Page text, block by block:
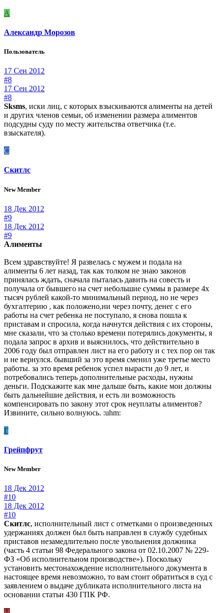
А
Александр Морозов
Пользователь
17 Сен 2012
#8
17 Сен 2012
#8
Sksms, иски лиц, с которых взыскиваются алименты на детей
и других членов семьи, об изменении размера алиментов
подсудны суду по месту жительства ответчика (т.е.
взыскателя).
С
Скитлс
New Member
18 Дек 2012
#9
18 Дек 2012
#9
Алименты
Всем здравствуйте! Я развелась с мужем и подала на
алименты 6 лет назад, так как толком не знаю законов
принялась ждать, сначала пыталась давить на совесть и
получала от бывшего на счет небольшие суммы в размере 4х
тысяч рублей какой-то минимальный период, но не через
бухгалтерию , как положено,ни через почту, денег с его
работы на счет ребенка не поступало, я снова пошла к
приставам и спросила, когда начнутся действия с их стороны,
мне сказали, что за столько времени потерялись документы, я
подала запрос в архив и выяснилось, что действительно в
2006 году был отправлен лист на его работу и с тех пор он так
и не вернулся. бывший за это время сменил уже третье место
работы. за это время ребенок успел вырасти до 9 лет, и
потребовались теперь дополнительные расходы, нужны
деньги. Подскажите как мне дальше быть, какие мои должны
быть дальнейшие действия, и есть ли возможность
компенсировать по закону этот срок неуплаты алиментов?
Извините, сильно волнуюсь. :uhm:
Г
Грейпфрут
New Member
18 Дек 2012
#10
18 Дек 2012
#10
Скитлс, исполнительный лист с отметками о произведенных
удержаниях должен был быть направлен в службу судебных
приставов незамедлительно после увольнения должника
(часть 4 статьи 98 Федерального закона от 02.10.2007 № 229-
ФЗ «Об исполнительном производстве»). Поскольку
установить местонахождение исполнительного документа в
настоящее время невозможно, то вам стоит обратиться в суд с
заявлением о выдаче дубликата исполнительного листа на
основании статьи 430 ГПК РФ.